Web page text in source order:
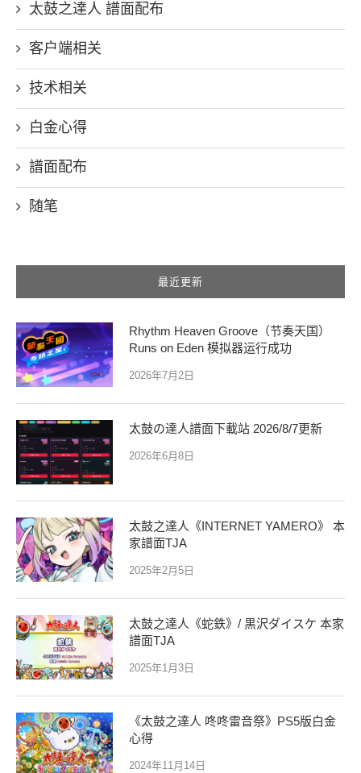
太鼓之達人 譜面配布
客户端相关
技术相关
白金心得
譜面配布
随笔
最近更新
Rhythm Heaven Groove（节奏天国）
Runs on Eden 模拟器运行成功
2026年7月2日
太鼓の達人譜面下載站 2026/8/7更新
2026年6月8日
太鼓之達人《INTERNET YAMERO》 本
家譜面TJA
2025年2月5日
太鼓之達人《蛇鉄》/ 黒沢ダイスケ 本家
譜面TJA
2025年1月3日
《太鼓之達人 咚咚雷音祭》PS5版白金
心得
2024年11月14日